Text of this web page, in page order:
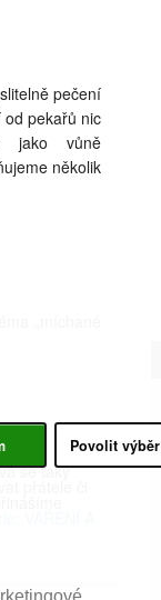
pečení
pekařů nic
jako vůně
několik
se taky
přátele či
Povolit výběr